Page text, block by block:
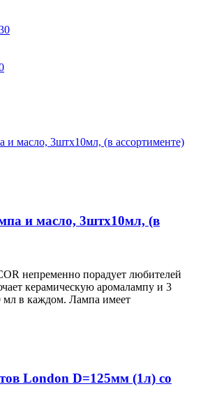
и масло, 3штx10мл, (в
непременно порадует любителей
керамическую аромалампу и 3
мл в каждом. Лампа имеет
London D=125мм (1л) со